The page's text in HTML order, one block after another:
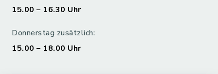
15.00 – 16.30 Uhr
Donnerstag zusätzlich:
15.00 – 18.00 Uhr